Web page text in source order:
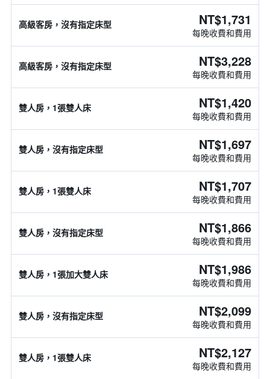
高級客房，沒有指定床型 NT$1,731
每晚收費和費用
高級客房，沒有指定床型 NT$3,228
每晚收費和費用
雙人房，1張雙人床 NT$1,420
每晚收費和費用
雙人房，沒有指定床型 NT$1,697
每晚收費和費用
雙人房，1張雙人床 NT$1,707
每晚收費和費用
雙人房，沒有指定床型 NT$1,866
每晚收費和費用
雙人房，1張加大雙人床 NT$1,986
每晚收費和費用
雙人房，沒有指定床型 NT$2,099
每晚收費和費用
雙人房，1張雙人床 NT$2,127
每晚收費和費用